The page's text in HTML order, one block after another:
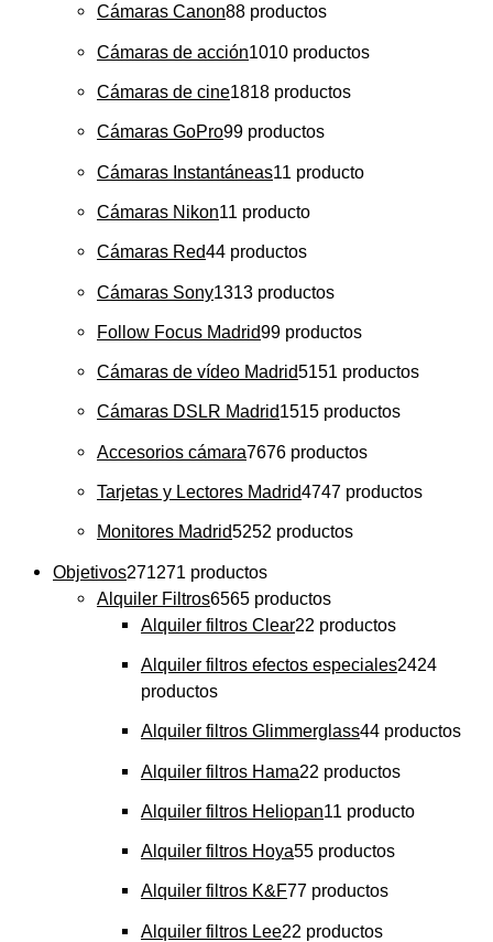
Cámaras Canon88 productos
Cámaras de acción1010 productos
Cámaras de cine1818 productos
Cámaras GoPro99 productos
Cámaras Instantáneas11 producto
Cámaras Nikon11 producto
Cámaras Red44 productos
Cámaras Sony1313 productos
Follow Focus Madrid99 productos
Cámaras de vídeo Madrid5151 productos
Cámaras DSLR Madrid1515 productos
Accesorios cámara7676 productos
Tarjetas y Lectores Madrid4747 productos
Monitores Madrid5252 productos
Objetivos271271 productos
Alquiler Filtros6565 productos
Alquiler filtros Clear22 productos
Alquiler filtros efectos especiales2424
productos
Alquiler filtros Glimmerglass44 productos
Alquiler filtros Hama22 productos
Alquiler filtros Heliopan11 producto
Alquiler filtros Hoya55 productos
Alquiler filtros K&F77 productos
Alquiler filtros Lee22 productos